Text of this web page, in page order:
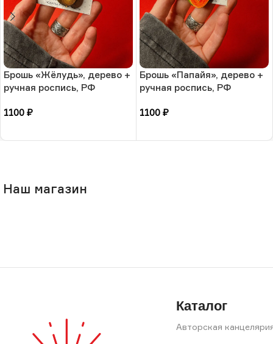
Брошь «Жёлудь», дерево +
ручная роспись, РФ
1100 ₽
Брошь «Папайя», дерево +
ручная роспись, РФ
1100 ₽
Наш магазин
Каталог
Авторская